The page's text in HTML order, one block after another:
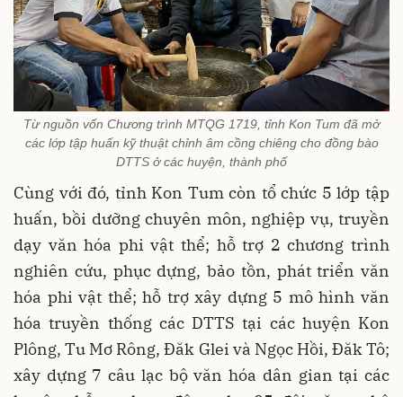
Từ nguồn vốn Chương trình MTQG 1719, tỉnh Kon Tum đã mở
các lớp tập huấn kỹ thuật chỉnh âm cồng chiêng cho đồng bào
DTTS ở các huyện, thành phố
Cùng với đó, tỉnh Kon Tum còn tổ chức 5 lớp tập
huấn, bồi dưỡng chuyên môn, nghiệp vụ, truyền
dạy văn hóa phi vật thể; hỗ trợ 2 chương trình
nghiên cứu, phục dựng, bảo tồn, phát triển văn
hóa phi vật thể; hỗ trợ xây dựng 5 mô hình văn
hóa truyền thống các DTTS tại các huyện Kon
Plông, Tu Mơ Rông, Đăk Glei và Ngọc Hồi, Đăk Tô;
xây dựng 7 câu lạc bộ văn hóa dân gian tại các